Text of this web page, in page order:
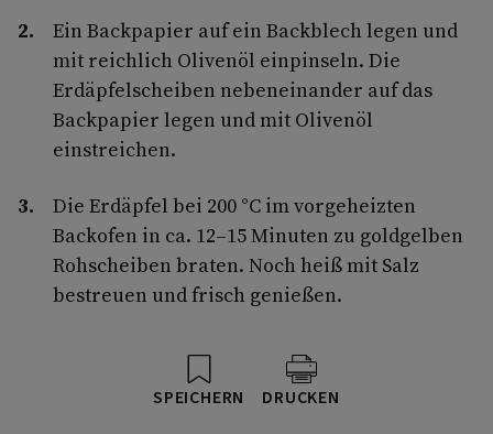
Ein Backpapier auf ein Backblech legen und
mit reichlich Olivenöl einpinseln. Die
Erdäpfelscheiben nebeneinander auf das
Backpapier legen und mit Olivenöl
einstreichen.
Die Erdäpfel bei 200 °C im vorgeheizten
Backofen in ca. 12–15 Minuten zu goldgelben
Rohscheiben braten. Noch heiß mit Salz
bestreuen und frisch genießen.
SPEICHERN DRUCKEN